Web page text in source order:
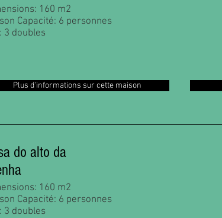
160 m2
Capacité: 6 personnes
3 doubles
Plus d'informations sur cette maison
do alto da
160 m2
Capacité: 6 personnes
3 doubles